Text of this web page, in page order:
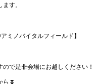
す。
ミノバイタルフィールド】
で是非会場にお越しください！
ら⏬